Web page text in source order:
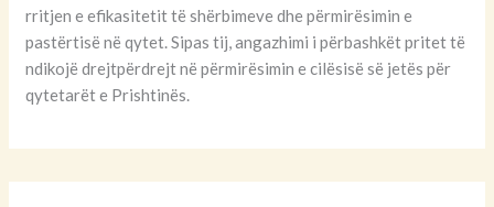
rritjen e efikasitetit të shërbimeve dhe përmirësimin e
pastërtisë në qytet. Sipas tij, angazhimi i përbashkët pritet të
ndikojë drejtpërdrejt në përmirësimin e cilësisë së jetës për
qytetarët e Prishtinës.